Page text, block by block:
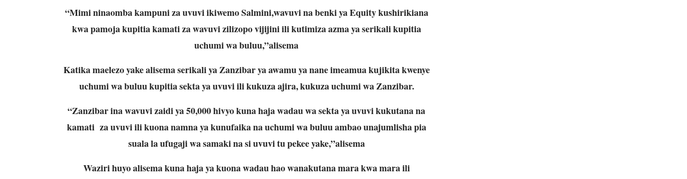
“Mimi ninaomba kampuni za uvuvi ikiwemo Salmini,wavuvi na benki ya Equity kushirikiana
kwa pamoja kupitia kamati za wavuvi zilizopo vijijini ili kutimiza azma ya serikali kupitia
uchumi wa buluu,”alisema
Katika maelezo yake alisema serikali ya Zanzibar ya awamu ya nane imeamua kujikita kwenye
uchumi wa buluu kupitia sekta ya uvuvi ili kukuza ajira, kukuza uchumi wa Zanzibar.
“Zanzibar ina wavuvi zaidi ya 50,000 hivyo kuna haja wadau wa sekta ya uvuvi kukutana na
kamati za uvuvi ili kuona namna ya kunufaika na uchumi wa buluu ambao unajumlisha pia
suala la ufugaji wa samaki na si uvuvi tu pekee yake,”alisema
Waziri huyo alisema kuna haja ya kuona wadau hao wanakutana mara kwa mara ili